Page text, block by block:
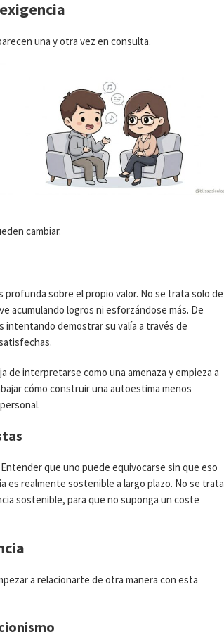
una y otra vez en consulta.
cambiar.
profunda sobre el propio valor. No se trata solo de
acumulando logros ni esforzándose más. De
intentando demostrar su valía a través de
de interpretarse como una amenaza y empieza a
cómo construir una autoestima menos
que uno puede equivocarse sin que eso
es realmente sostenible a largo plazo. No se trata
sostenible, para que no suponga un coste
a relacionarte de otra manera con esta